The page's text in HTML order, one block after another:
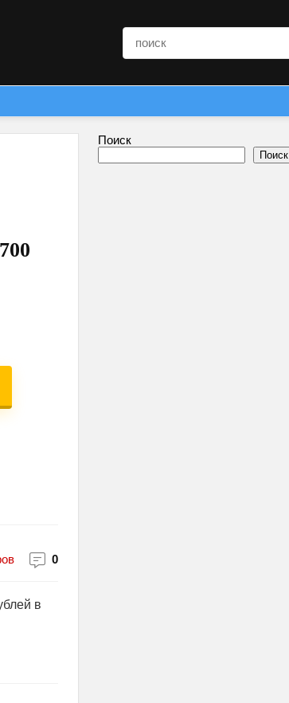
0
в
Поиск
Поиск